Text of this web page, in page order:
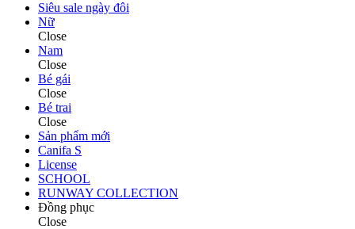
Siêu sale ngày đôi
Nữ
Close
Nam
Close
Bé gái
Close
Bé trai
Close
Sản phẩm mới
Canifa S
License
SCHOOL
RUNWAY COLLECTION
Đồng phục
Close